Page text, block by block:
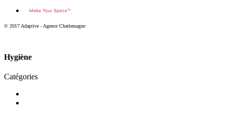
© 2017 Adaptive - Agence Charlemagne
Hygiène
Catégories